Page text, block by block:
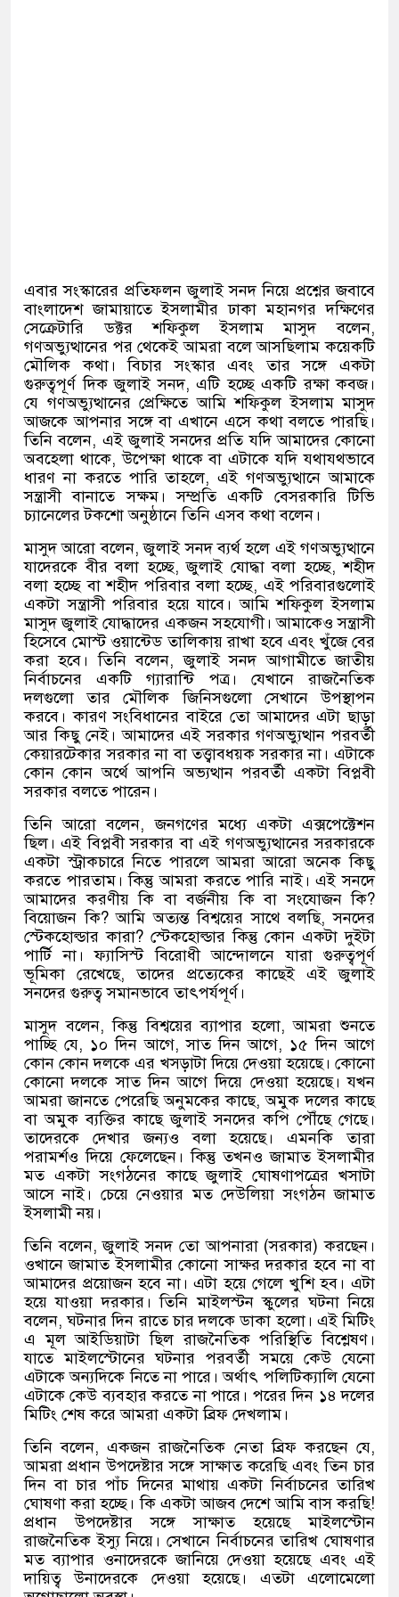
এবার সংস্কারের প্রতিফলন জুলাই সনদ নিয়ে প্রশ্নের জবাবে
বাংলাদেশ জামায়াতে ইসলামীর ঢাকা মহানগর দক্ষিণের
সেক্রেটারি ডক্টর শফিকুল ইসলাম মাসুদ বলেন,
গণঅভ্যুত্থানের পর থেকেই আমরা বলে আসছিলাম কয়েকটি
মৌলিক কথা। বিচার সংস্কার এবং তার সঙ্গে একটা
গুরুত্বপূর্ণ দিক জুলাই সনদ, এটি হচ্ছে একটি রক্ষা কবজ।
যে গণঅভ্যুত্থানের প্রেক্ষিতে আমি শফিকুল ইসলাম মাসুদ
আজকে আপনার সঙ্গে বা এখানে এসে কথা বলতে পারছি।
তিনি বলেন, এই জুলাই সনদের প্রতি যদি আমাদের কোনো
অবহেলা থাকে, উপেক্ষা থাকে বা এটাকে যদি যথাযথভাবে
ধারণ না করতে পারি তাহলে, এই গণঅভ্যুত্থানে আমাকে
সন্ত্রাসী বানাতে সক্ষম। সম্প্রতি একটি বেসরকারি টিভি
চ্যানেলের টকশো অনুষ্ঠানে তিনি এসব কথা বলেন।
মাসুদ আরো বলেন, জুলাই সনদ ব্যর্থ হলে এই গণঅভ্যুত্থানে
যাদেরকে বীর বলা হচ্ছে, জুলাই যোদ্ধা বলা হচ্ছে, শহীদ
বলা হচ্ছে বা শহীদ পরিবার বলা হচ্ছে, এই পরিবারগুলোই
একটা সন্ত্রাসী পরিবার হয়ে যাবে। আমি শফিকুল ইসলাম
মাসুদ জুলাই যোদ্ধাদের একজন সহযোগী। আমাকেও সন্ত্রাসী
হিসেবে মোস্ট ওয়ান্টেড তালিকায় রাখা হবে এবং খুঁজে বের
করা হবে। তিনি বলেন, জুলাই সনদ আগামীতে জাতীয়
নির্বাচনের একটি গ্যারান্টি পত্র। যেখানে রাজনৈতিক
দলগুলো তার মৌলিক জিনিসগুলো সেখানে উপস্থাপন
করবে। কারণ সংবিধানের বাইরে তো আমাদের এটা ছাড়া
আর কিছু নেই। আমাদের এই সরকার গণঅভ্যুত্থান পরবর্তী
কেয়ারটেকার সরকার না বা তত্ত্বাবধয়ক সরকার না। এটাকে
কোন কোন অর্থে আপনি অভ্যত্থান পরবর্তী একটা বিপ্লবী
সরকার বলতে পারেন।
তিনি আরো বলেন, জনগণের মধ্যে একটা এক্সপেক্টেশন
ছিল। এই বিপ্লবী সরকার বা এই গণঅভ্যুত্থানের সরকারকে
একটা স্ট্রাকচারে নিতে পারলে আমরা আরো অনেক কিছু
করতে পারতাম। কিন্তু আমরা করতে পারি নাই। এই সনদে
আমাদের করণীয় কি বা বর্জনীয় কি বা সংযোজন কি?
বিয়োজন কি? আমি অত্যন্ত বিশ্বয়ের সাথে বলছি, সনদের
স্টেকহোল্ডার কারা? স্টেকহোল্ডার কিন্তু কোন একটা দুইটা
পার্টি না। ফ্যাসিস্ট বিরোধী আন্দোলনে যারা গুরুত্বপূর্ণ
ভূমিকা রেখেছে, তাদের প্রত্যেকের কাছেই এই জুলাই
সনদের গুরুত্ব সমানভাবে তাৎপর্যপূর্ণ।
মাসুদ বলেন, কিন্তু বিশ্বয়ের ব্যাপার হলো, আমরা শুনতে
পাচ্ছি যে, ১০ দিন আগে, সাত দিন আগে, ১৫ দিন আগে
কোন কোন দলকে এর খসড়াটা দিয়ে দেওয়া হয়েছে। কোনো
কোনো দলকে সাত দিন আগে দিয়ে দেওয়া হয়েছে। যখন
আমরা জানতে পেরেছি অনুমকের কাছে, অমুক দলের কাছে
বা অমুক ব্যক্তির কাছে জুলাই সনদের কপি পৌঁছে গেছে।
তাদেরকে দেখার জন্যও বলা হয়েছে। এমনকি তারা
পরামর্শও দিয়ে ফেলেছেন। কিন্তু তখনও জামাত ইসলামীর
মত একটা সংগঠনের কাছে জুলাই ঘোষণাপত্রের খসাটা
আসে নাই। চেয়ে নেওয়ার মত দেউলিয়া সংগঠন জামাত
ইসলামী নয়।
তিনি বলেন, জুলাই সনদ তো আপনারা (সরকার) করছেন।
ওখানে জামাত ইসলামীর কোনো সাক্ষর দরকার হবে না বা
আমাদের প্রয়োজন হবে না। এটা হয়ে গেলে খুশি হব। এটা
হয়ে যাওয়া দরকার। তিনি মাইলস্টন স্কুলের ঘটনা নিয়ে
বলেন, ঘটনার দিন রাতে চার দলকে ডাকা হলো। এই মিটিং
এ মূল আইডিয়াটা ছিল রাজনৈতিক পরিস্থিতি বিশ্লেষণ।
যাতে মাইলস্টোনের ঘটনার পরবর্তী সময়ে কেউ যেনো
এটাকে অন্যদিকে নিতে না পারে। অর্থাৎ পলিটিক্যালি যেনো
এটাকে কেউ ব্যবহার করতে না পারে। পরের দিন ১৪ দলের
মিটিং শেষ করে আমরা একটা ব্রিফ দেখলাম।
তিনি বলেন, একজন রাজনৈতিক নেতা ব্রিফ করছেন যে,
আমরা প্রধান উপদেষ্টার সঙ্গে সাক্ষাত করেছি এবং তিন চার
দিন বা চার পাঁচ দিনের মাথায় একটা নির্বাচনের তারিখ
ঘোষণা করা হচ্ছে। কি একটা আজব দেশে আমি বাস করছি!
প্রধান উপদেষ্টার সঙ্গে সাক্ষাত হয়েছে মাইলস্টোন
রাজনৈতিক ইস্যু নিয়ে। সেখানে নির্বাচনের তারিখ ঘোষণার
মত ব্যাপার ওনাদেরকে জানিয়ে দেওয়া হয়েছে এবং এই
দায়িত্ব উনাদেরকে দেওয়া হয়েছে। এতটা এলোমেলো